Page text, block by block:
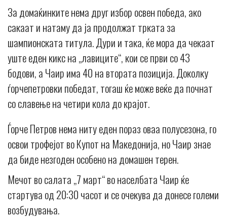
За домаќинките нема друг избор освен победа, ако
сакаат и натаму да ја продолжат трката за
шампионската титула. Дури и така, ќе мора да чекаат
уште еден кикс на „лавиците“, кои се први со 43
бодови, а Чаир има 40 на втората позиција. Доколку
ѓорчепетровки победат, тогаш ќе може веќе да почнат
со славење на четири кола до крајот.
Ѓорче Петров нема ниту еден пораз оваа полусезона, го
освои трофејот во Купот на Македонија, но Чаир знае
да биде незгоден особено на домашен терен.
Мечот во салата „7 март“ во населбата Чаир ќе
стартува од 20:30 часот и се очекува да донесе големи
возбудувања.